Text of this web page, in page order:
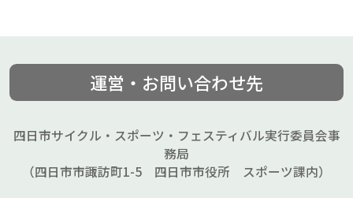
運営・お問い合わせ先
四日市サイクル・スポーツ・フェスティバル実行委員会事
務局
（四日市市諏訪町1-5 四日市市役所 スポーツ課内）